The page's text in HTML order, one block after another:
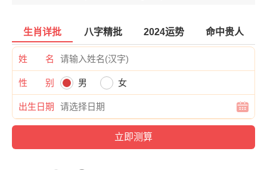
生肖详批 八字精批 2024运势 命中贵人
姓 名
性 别 男 女
出生日期